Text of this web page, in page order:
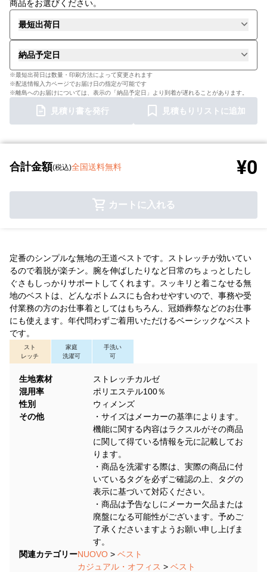
商品をお選びください。
最短出荷日
納品予定日
※最短出荷日は数量・印刷方法によって変更されます
※配送情報入力ページでお届け日の指定が可能です
※離島へのお届けについては、表示の「納品予定日」より到着が遅れることがあります。
見積り書を発行 見積もりリストに追加
合計金額(税込)全国送料無料 ¥0
カートに入れる
定番のシンプルな無地の王道ベストです。ストレッチが効いてい
るので着脱が楽チン。腕を伸ばしたりなど日常のちょっとしたし
ぐさもしっかりサポートしてくれます。スッキリと着こなせる無
地のベストは、どんなボトムスにも合わせやすいので、事務や受
付業務の方のお仕事着としてはもちろん、冠婚葬祭などのお仕事
にも使えます。年代問わずご着用いただけるベーシックなベスト
です。
スト
レッチ
家庭
洗濯可
手洗い
可
生地素材
ストレッチカルゼ
混用率
ポリエステル100％
性別
ウィメンズ
その他
・サイズはメーカーの基準によります。
機能に関する内容はラクスルがその商品
に関して得ている情報を元に記載してお
ります。
・商品を洗濯する際は、実際の商品に付
いているタグを必ずご確認の上、タグの
表示に基づいて対応ください。
・商品は予告なしにメーカー欠品または
廃盤になる可能性がございます。予めご
了承くださいますようお願い申し上げま
す。
関連カテゴリーNUOVO > ベスト
カジュアル・オフィス > ベスト